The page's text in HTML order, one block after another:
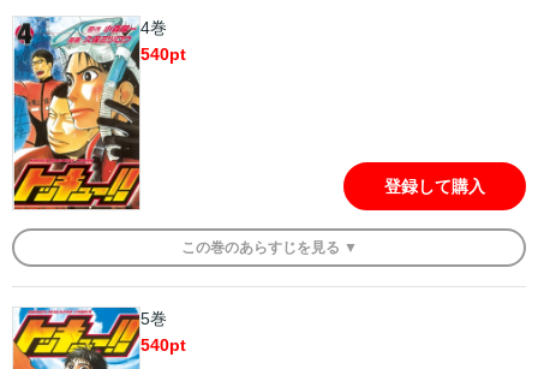
4巻
540pt
登録して購入
この巻のあらすじを 見る ▼
5巻
540pt